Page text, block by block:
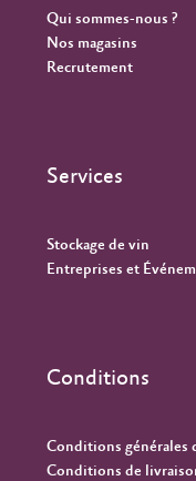
Qui sommes-nous ?
Nos magasins
Recrutement
Services
Stockage de vin
Entreprises et
Conditions
Conditions générales
Conditions de